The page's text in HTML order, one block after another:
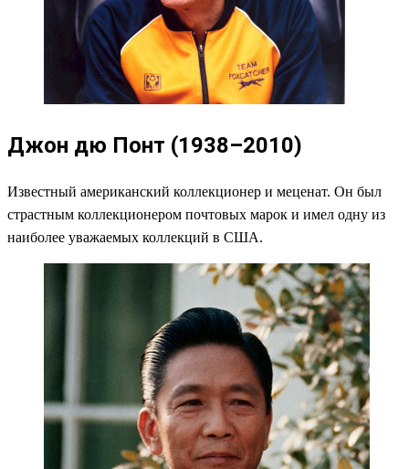
Джон дю Понт (1938–2010)
Известный американский коллекционер и меценат. Он был
страстным коллекционером почтовых марок и имел одну из
наиболее уважаемых коллекций в США.